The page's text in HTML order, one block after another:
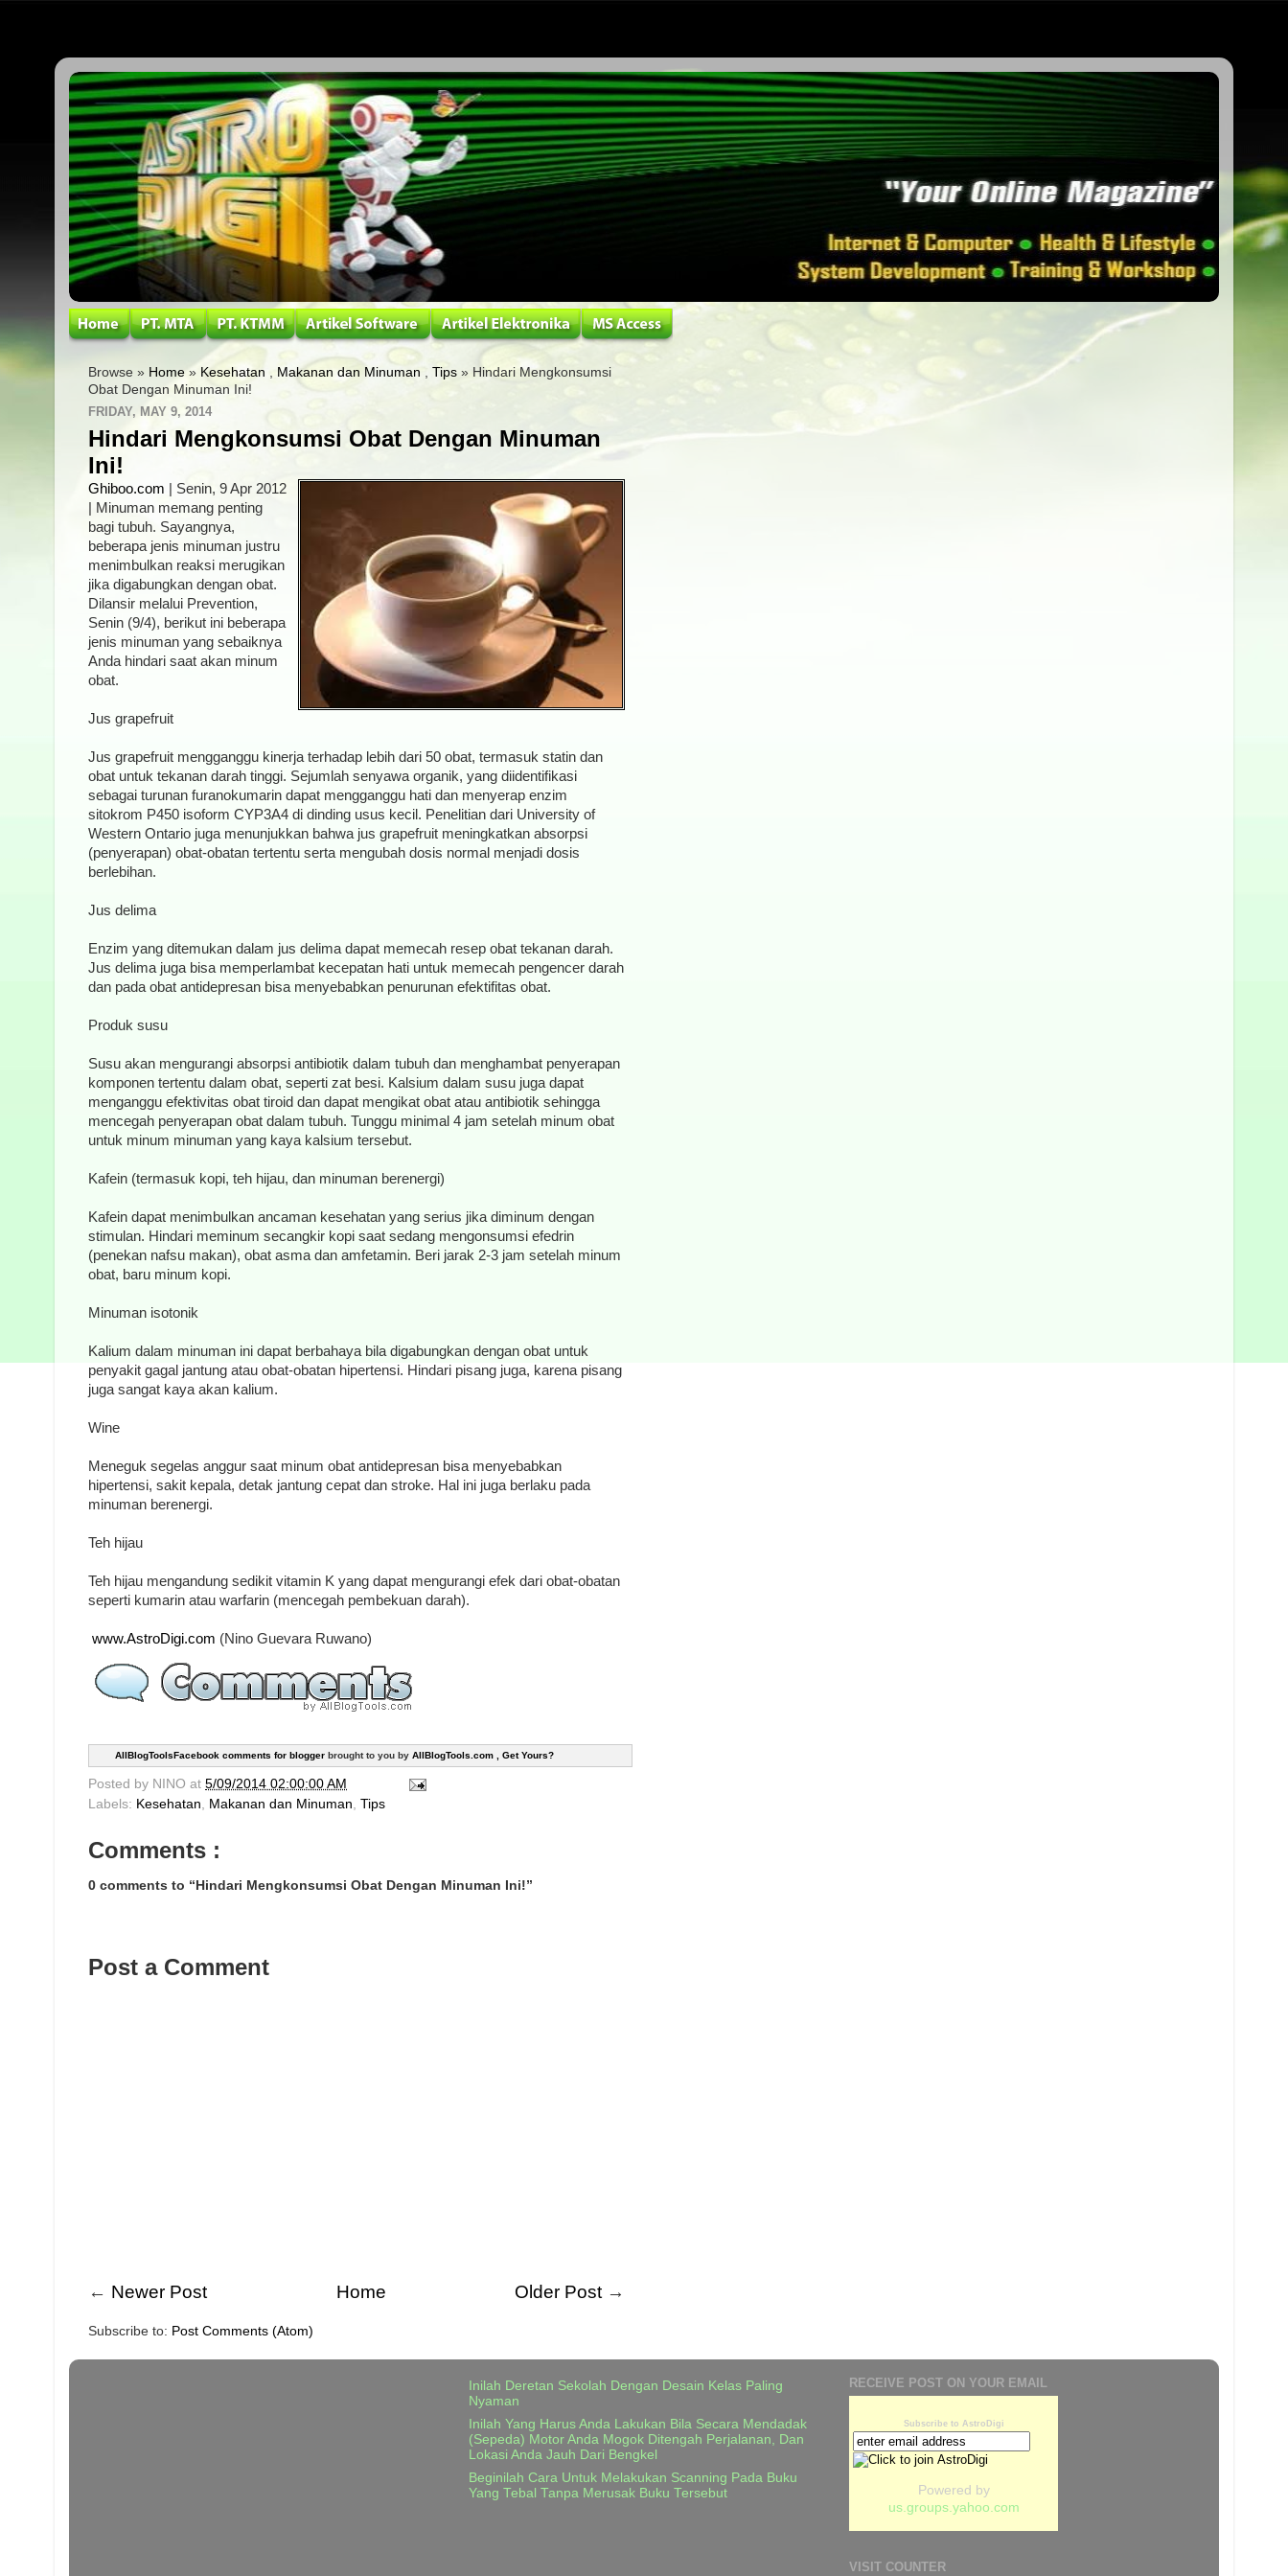
Browse » Home » Kesehatan Makanan dan Minuman Tips » Hindari Mengkonsumsi
Obat Dengan Minuman Ini!
FRIDAY, MAY 9, 2014
Hindari Mengkonsumsi Obat Dengan Minuman
Ini!
Ghiboo.com | Senin, 9 Apr 2012
| Minuman memang penting
bagi tubuh. Sayangnya,
beberapa jenis minuman justru
menimbulkan reaksi merugikan
jika digabungkan dengan obat.
Dilansir melalui Prevention,
Senin (9/4), berikut ini beberapa
jenis minuman yang sebaiknya
Anda hindari saat akan minum
obat.
Jus grapefruit
Jus grapefruit mengganggu kinerja terhadap lebih dari 50 obat, termasuk statin dan
obat untuk tekanan darah tinggi. Sejumlah senyawa organik, yang diidentifikasi
sebagai turunan furanokumarin dapat mengganggu hati dan menyerap enzim
sitokrom P450 isoform CYP3A4 di dinding usus kecil. Penelitian dari University of
Western Ontario juga menunjukkan bahwa jus grapefruit meningkatkan absorpsi
(penyerapan) obat-obatan tertentu serta mengubah dosis normal menjadi dosis
berlebihan.
Jus delima
Enzim yang ditemukan dalam jus delima dapat memecah resep obat tekanan darah.
Jus delima juga bisa memperlambat kecepatan hati untuk memecah pengencer darah
dan pada obat antidepresan bisa menyebabkan penurunan efektifitas obat.
Produk susu
Susu akan mengurangi absorpsi antibiotik dalam tubuh dan menghambat penyerapan
komponen tertentu dalam obat, seperti zat besi. Kalsium dalam susu juga dapat
menganggu efektivitas obat tiroid dan dapat mengikat obat atau antibiotik sehingga
mencegah penyerapan obat dalam tubuh. Tunggu minimal 4 jam setelah minum obat
untuk minum minuman yang kaya kalsium tersebut.
Kafein (termasuk kopi, teh hijau, dan minuman berenergi)
Kafein dapat menimbulkan ancaman kesehatan yang serius jika diminum dengan
stimulan. Hindari meminum secangkir kopi saat sedang mengonsumsi efedrin
(penekan nafsu makan), obat asma dan amfetamin. Beri jarak 2-3 jam setelah minum
obat, baru minum kopi.
Minuman isotonik
Kalium dalam minuman ini dapat berbahaya bila digabungkan dengan obat untuk
penyakit gagal jantung atau obat-obatan hipertensi. Hindari pisang juga, karena pisang
juga sangat kaya akan kalium.
Wine
Meneguk segelas anggur saat minum obat antidepresan bisa menyebabkan
hipertensi, sakit kepala, detak jantung cepat dan stroke. Hal ini juga berlaku pada
minuman berenergi.
Teh hijau
Teh hijau mengandung sedikit vitamin K yang dapat mengurangi efek dari obat-obatan
seperti kumarin atau warfarin (mencegah pembekuan darah).
www.AstroDigi.com (Nino Guevara Ruwano)
AllBlogToolsFacebook comments for blogger brought to you by AllBlogTools.com , Get Yours?
Posted by NINO at 5/09/2014 02:00:00 AM
Labels: Kesehatan, Makanan dan Minuman, Tips
Comments :
0 comments to “Hindari Mengkonsumsi Obat Dengan Minuman Ini!”
Post a Comment
← Newer Post Older Post→
Home
Subscribe to: Post Comments (Atom)
Inilah Deretan Sekolah Dengan Desain Kelas Paling
Nyaman
Inilah Yang Harus Anda Lakukan Bila Secara Mendadak
(Sepeda) Motor Anda Mogok Ditengah Perjalanan, Dan
Lokasi Anda Jauh Dari Bengkel
Beginilah Cara Untuk Melakukan Scanning Pada Buku
Yang Tebal Tanpa Merusak Buku Tersebut
RECEIVE POST ON YOUR EMAIL
Subscribe to AstroDigi
Powered by
us.groups.yahoo.com
VISIT COUNTER